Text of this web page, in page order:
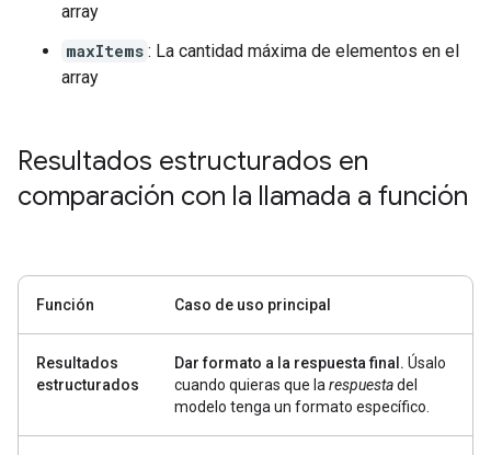
array
maxItems : La cantidad máxima de elementos en el
array
Resultados estructurados en
comparación con la llamada a función
Función Caso de uso principal
Resultados
estructurados
Dar formato a la respuesta final. Úsalo
cuando quieras que la respuestadel
modelo tenga un formato específico.